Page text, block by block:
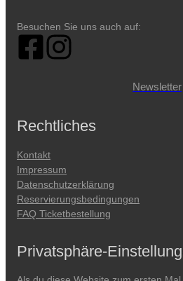
Besuchen Sie uns auch auf:
Newsletter
Rechtliches
Kontakt
Impressum
Datenschutzerklärung
Reservierungsbedingungen
FAQ Ticketbestellung
Privatsphäre-